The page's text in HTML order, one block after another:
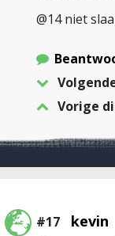
@14 niet
Vorige
#17 kevin